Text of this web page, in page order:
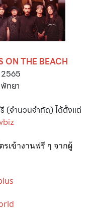
ON THE BEACH
2565
ทยา
(จำนวนจำกัด) ได้ตั้งแต่
เข้างานฟรี ๆ จากผู้